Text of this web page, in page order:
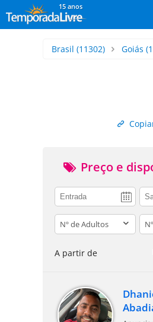
15 anos
Brasil (11302) Goiás
Preço e
adults
A partir de